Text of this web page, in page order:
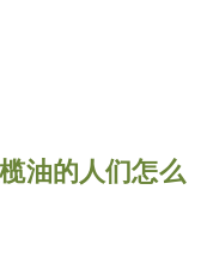
油的人们怎么